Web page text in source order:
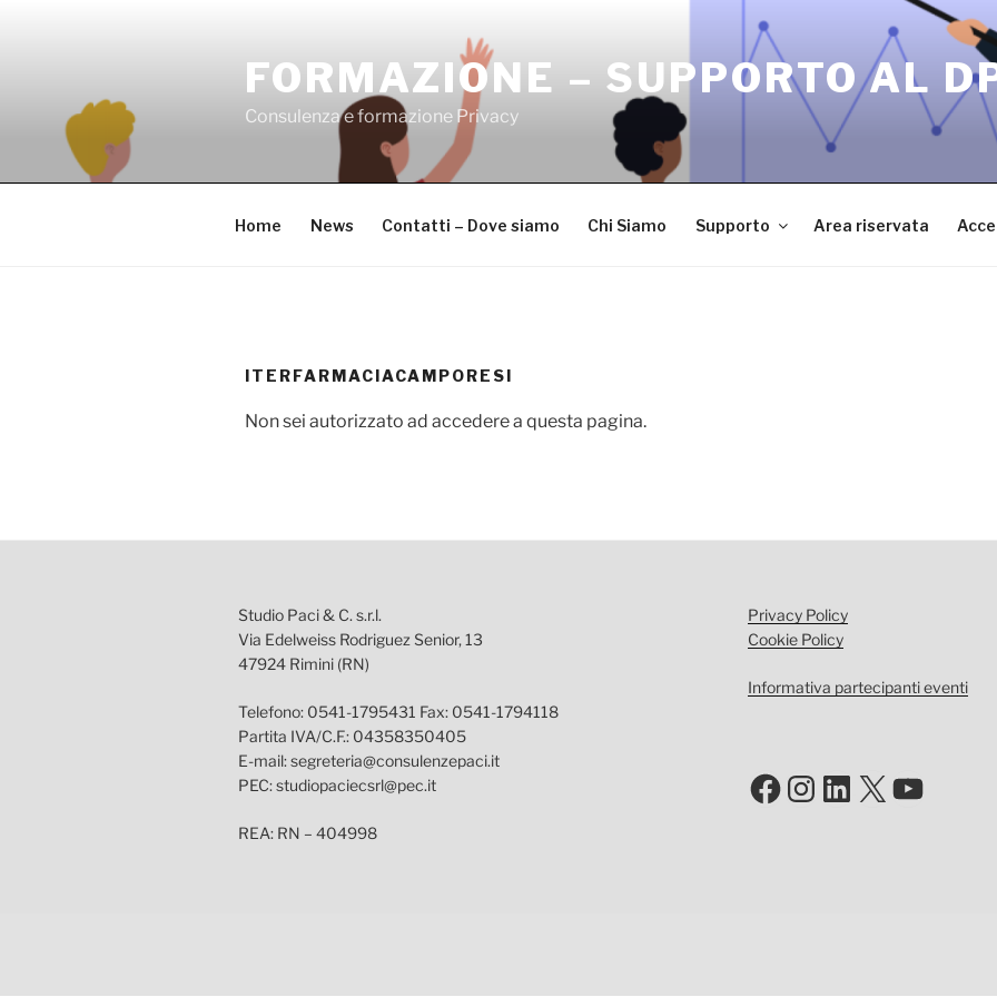
FORMAZIONE – SUPPORTO AL
Consulenza e formazione Privacy
Home News Contatti – Dove siamo Chi Siamo Supporto Area riservata
ITERFARMACIACAMPORESI
Non sei autorizzato ad accedere a questa pagina.
Studio Paci & C. s.r.l.
Via Edelweiss Rodriguez Senior, 13
47924 Rimini (RN)
Telefono: 0541-1795431 Fax: 0541-1794118
Partita IVA/C.F.: 04358350405
E-mail: segreteria@consulenzepaci.it
PEC: studiopaciecsrl@pec.it
REA: RN – 404998
Privacy Policy
Cookie Policy
Informativa partecipanti eventi
Facebook
Instagram
LinkedIn
X